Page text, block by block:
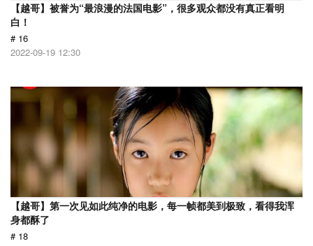
【越哥】被誉为“最浪漫的法国电影”，很多观众都没有真正看明
白！
# 16
2022-09-19 12:30
【越哥】第一次见如此纯净的电影，每一帧都美到极致，看得我浑
身都酥了
# 18